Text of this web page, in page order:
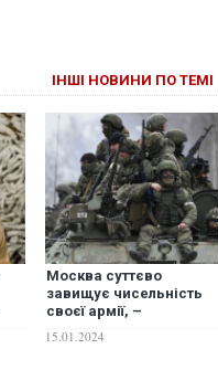
ІНШІ НОВИНИ ПО ТЕМІ
Москва суттєво
завищує чисельність
своєї армії, –
15.01.2024